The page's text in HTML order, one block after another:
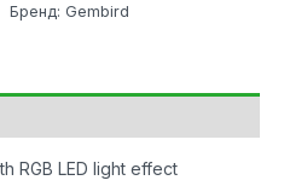
Бренд: Gembird
RGB LED light effect